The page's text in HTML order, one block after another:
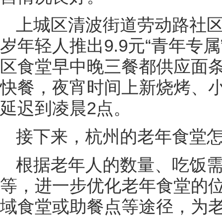
上城区清波街道劳动路社
岁年轻人推出9.9元“青年专
区食堂早中晚三餐都供应面
快餐，夜宵时间上新烧烤、
延迟到凌晨2点。
接下来，杭州的老年食堂
根据老年人的数量、吃饭
等，进一步优化老年食堂的
域食堂或助餐点等途径，为